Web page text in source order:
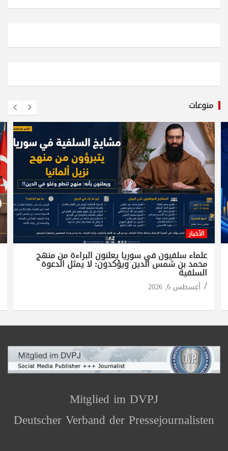
منوعات
الأخبار
علماء سلفيون في سوريا يعلنون البراءة من منهج
محمد بن شمس الدين ويؤكدون: لا يمثل الدعوة
السلفية
أغسطس 6, 2026
Mitglied im DVPJ
Deutscher Verband der Pressejournalisten